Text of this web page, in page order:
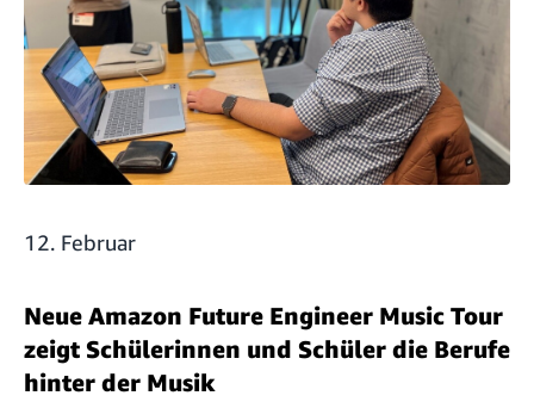
12. Februar
Neue Amazon Future Engineer Music Tour
zeigt Schülerinnen und Schüler die Berufe
hinter der Musik